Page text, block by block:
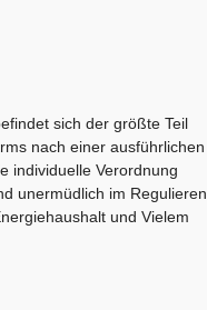
sich der größte Teil
nach einer ausführlichen
individuelle Verordnung
unermüdlich im Regulieren
und Vielem